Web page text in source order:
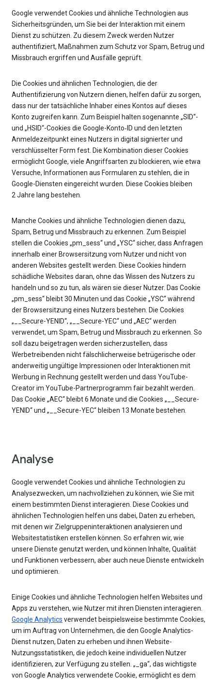
Google verwendet Cookies und ähnliche Technologien aus
Sicherheitsgründen, um Sie bei der Interaktion mit einem
Dienst zu schützen. Zu diesem Zweck werden Nutzer
authentifiziert, Maßnahmen zum Schutz vor Spam, Betrug und
Missbrauch ergriffen und Ausfälle geprüft.
Die Cookies und ähnlichen Technologien, die der
Authentifizierung von Nutzern dienen, helfen dafür zu sorgen,
dass nur der tatsächliche Inhaber eines Kontos auf dieses
Konto zugreifen kann. Zum Beispiel halten sogenannte „SID“-
und „HSID“-Cookies die Google-Konto‑ID und den letzten
Anmeldezeitpunkt eines Nutzers in digital signierter und
verschlüsselter Form fest. Die Kombination dieser Cookies
ermöglicht Google, viele Angriffsarten zu blockieren, wie etwa
Versuche, Informationen aus Formularen zu stehlen, die in
Google-Diensten eingereicht wurden. Diese Cookies bleiben
2 Jahre lang bestehen.
Manche Cookies und ähnliche Technologien dienen dazu,
Spam, Betrug und Missbrauch zu erkennen. Zum Beispiel
stellen die Cookies „pm_sess“ und „YSC“ sicher, dass Anfragen
innerhalb einer Browsersitzung vom Nutzer und nicht von
anderen Websites gestellt werden. Diese Cookies hindern
schädliche Websites daran, ohne das Wissen des Nutzers zu
handeln und so zu tun, als wären sie dieser Nutzer. Das Cookie
„pm_sess“ bleibt 30 Minuten und das Cookie „YSC“ während
der Browsersitzung eines Nutzers bestehen. Die Cookies
„__Secure-YENID“, „__Secure-YEC“ und „AEC“ werden
verwendet, um Spam, Betrug und Missbrauch zu erkennen. So
soll dazu beigetragen werden sicherzustellen, dass
Werbetreibenden nicht fälschlicherweise betrügerische oder
anderweitig ungültige Impressionen oder Interaktionen mit
Werbung in Rechnung gestellt werden und dass YouTube-
Creator im YouTube-Partnerprogramm fair bezahlt werden.
Das Cookie „AEC“ bleibt 6 Monate und die Cookies „__Secure-
YENID“ und „__Secure-YEC“ bleiben 13 Monate bestehen.
Analyse
Google verwendet Cookies und ähnliche Technologien zu
Analysezwecken, um nachvollziehen zu können, wie Sie mit
einem bestimmten Dienst interagieren. Diese Cookies und
ähnlichen Technologien helfen uns dabei, Daten zu erheben,
mit denen wir Zielgruppeninteraktionen analysieren und
Websitestatistiken erstellen können. So erfahren wir, wie
unsere Dienste genutzt werden, und können Inhalte, Qualität
und Funktionen verbessern, aber auch neue Dienste entwickeln
und optimieren.
Einige Cookies und ähnliche Technologien helfen Websites und
Apps zu verstehen, wie Nutzer mit ihren Diensten interagieren.
Google Analytics verwendet beispielsweise bestimmte Cookies,
um im Auftrag von Unternehmen, die den Google Analytics-
Dienst nutzen, Daten zu erheben und ihnen Website-
Nutzungsstatistiken, die jedoch keine individuellen Nutzer
identifizieren, zur Verfügung zu stellen. „_ga“, das wichtigste
von Google Analytics verwendete Cookie, ermöglicht es dem